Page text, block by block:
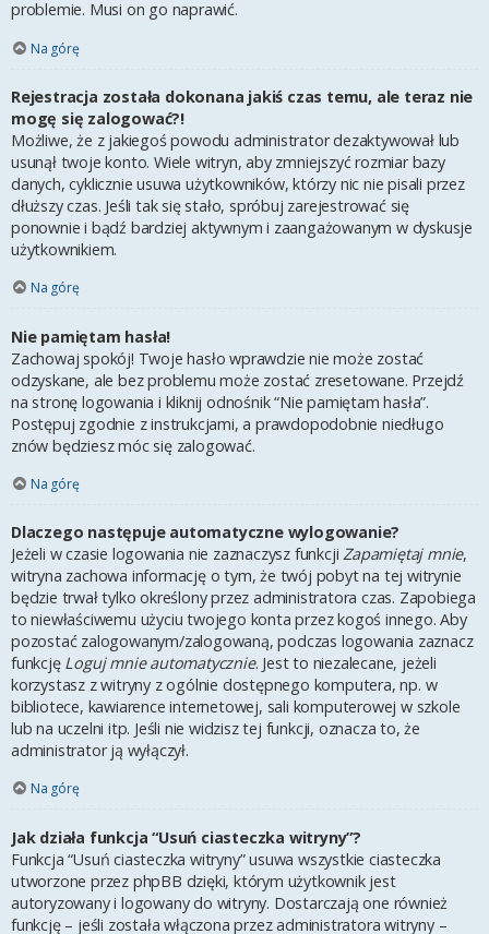
problemie. Musi on go naprawić.
Na górę
Rejestracja została dokonana jakiś czas temu, ale teraz nie
mogę się zalogować?!
Możliwe, że z jakiegoś powodu administrator dezaktywował lub
usunął twoje konto. Wiele witryn, aby zmniejszyć rozmiar bazy
danych, cyklicznie usuwa użytkowników, którzy nic nie pisali przez
dłuższy czas. Jeśli tak się stało, spróbuj zarejestrować się
ponownie i bądź bardziej aktywnym i zaangażowanym w dyskusje
użytkownikiem.
Na górę
Nie pamiętam hasła!
Zachowaj spokój! Twoje hasło wprawdzie nie może zostać
odzyskane, ale bez problemu może zostać zresetowane. Przejdź
na stronę logowania i kliknij odnośnik “Nie pamiętam hasła”.
Postępuj zgodnie z instrukcjami, a prawdopodobnie niedługo
znów będziesz móc się zalogować.
Na górę
Dlaczego następuje automatyczne wylogowanie?
Jeżeli w czasie logowania nie zaznaczysz funkcjiZapamiętaj mnie,
witryna zachowa informację o tym, że twój pobyt na tej witrynie
będzie trwał tylko określony przez administratora czas. Zapobiega
to niewłaściwemu użyciu twojego konta przez kogoś innego. Aby
pozostać zalogowanym/zalogowaną, podczas logowania zaznacz
funkcję Loguj mnie automatycznie. Jest to niezalecane, jeżeli
korzystasz z witryny z ogólnie dostępnego komputera, np. w
bibliotece, kawiarence internetowej, sali komputerowej w szkole
lub na uczelni itp. Jeśli nie widzisz tej funkcji, oznacza to, że
administrator ją wyłączył.
Na górę
Jak działa funkcja “Usuń ciasteczka witryny”?
Funkcja “Usuń ciasteczka witryny” usuwa wszystkie ciasteczka
utworzone przez phpBB dzięki, którym użytkownik jest
autoryzowany i logowany do witryny. Dostarczają one również
funkcję – jeśli została włączona przez administratora witryny –